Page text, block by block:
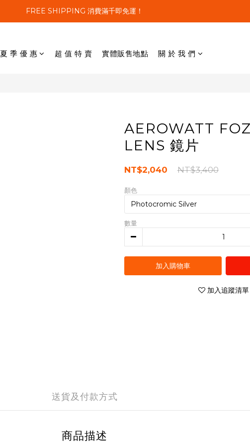
FREE SHIPPING 消費滿千即免運！
夏 季 優 惠 超 值 特 賣 實體販售地點 關 於 我 們
AEROWATT
LENS 鏡片
NT$3,400
NT$2,040
顏色
數量
加入購物車
加入追蹤清單
送貨及付款方式
商品描述